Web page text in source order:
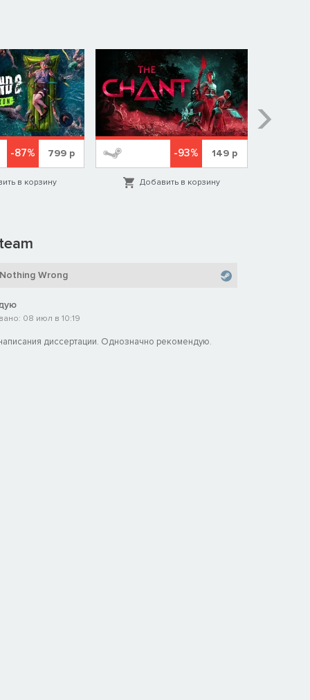
-87% 799 р
в корзину
-93% 149 р
Добавить в корзину
Wrong
08 июл в 10:19
диссертации. Однозначно рекомендую.